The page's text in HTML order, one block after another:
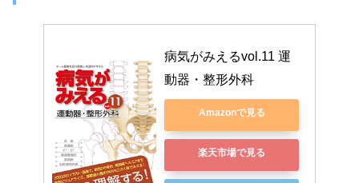
病気がみえるvol.11 運
動器・整形外科
Amazonで見る
楽天市場で見る